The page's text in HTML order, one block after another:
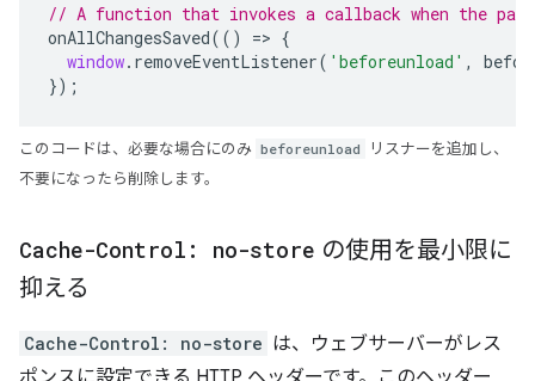
// A function that invokes a callback when the
onAllChangesSaved(() => {
window. removeEventListener( 'beforeunload' ,
});
このコードは、必要な場合にのみ beforeunload
リスナーを追加し、
不要になったら削除します。
Cache-Control: no-store の使用を最小限に
抑える
Cache-Control: no-store は、ウェブサーバーがレス